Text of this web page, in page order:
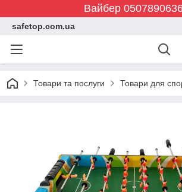
Вайбер
safetop.com.ua
Товари та послуги Товари для